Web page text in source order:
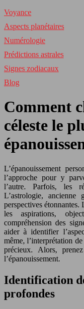
Voyance
Aspects planétaires
Numérologie
Prédictions astrales
Signes zodiacaux
Blog
Comment
céleste le
L’épanouissement
l’approche pour y
l’autre. Parfois, les
L’astrologie, ancienne
perspectives étonnantes.
les aspirations,
compréhension des
aider à identifier
même, l’interprétation
précieux. Alors,
l’épanouissement.
Identification
profondes